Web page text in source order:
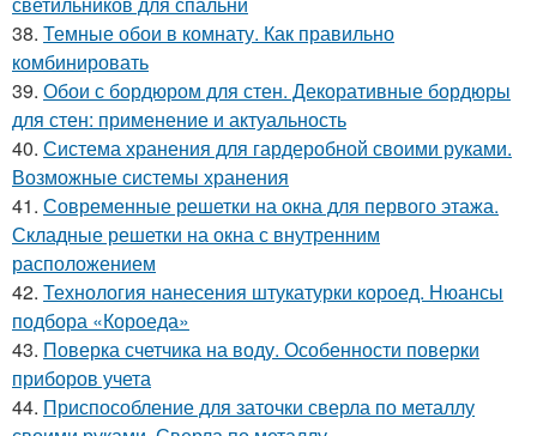
38. Темные обои в комнату. Как правильно
комбинировать
39. Обои с бордюром для стен. Декоративные бордюры
для стен: применение и актуальность
40. Система хранения для гардеробной своими руками.
Возможные системы хранения
41. Современные решетки на окна для первого этажа.
Складные решетки на окна с внутренним
расположением
42. Технология нанесения штукатурки короед. Нюансы
подбора «Короеда»
43. Поверка счетчика на воду. Особенности поверки
приборов учета
44. Приспособление для заточки сверла по металлу